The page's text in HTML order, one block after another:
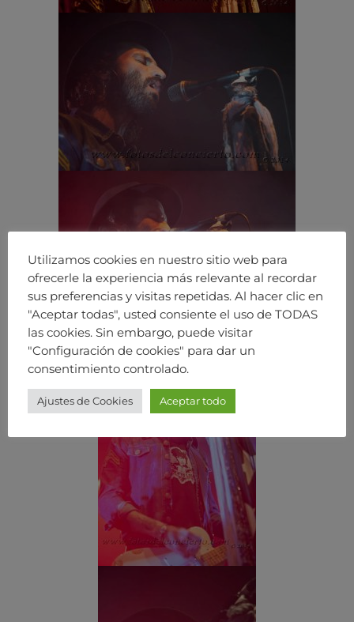
Utilizamos cookies en nuestro sitio web para
ofrecerle la experiencia más relevante al recordar
sus preferencias y visitas repetidas. Al hacer clic en
"Aceptar todas", usted consiente el uso de TODAS
las cookies. Sin embargo, puede visitar
"Configuración de cookies" para dar un
consentimiento controlado.
Ajustes de Cookies Aceptar todo